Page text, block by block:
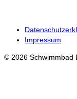
Impressum
© 2026 Schwimmbad